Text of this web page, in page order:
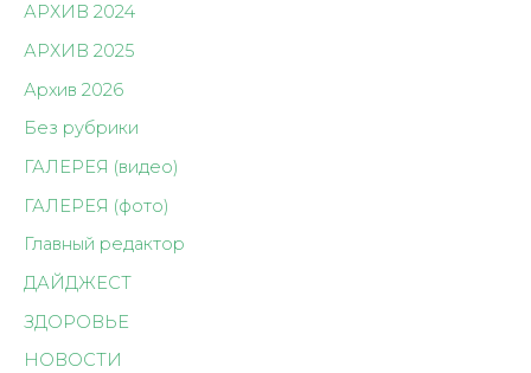
АРХИВ 2024
АРХИВ 2025
Архив 2026
Без рубрики
ГАЛЕРЕЯ (видео)
ГАЛЕРЕЯ (фото)
Главный редактор
ДАЙДЖЕСТ
ЗДОРОВЬЕ
НОВОСТИ